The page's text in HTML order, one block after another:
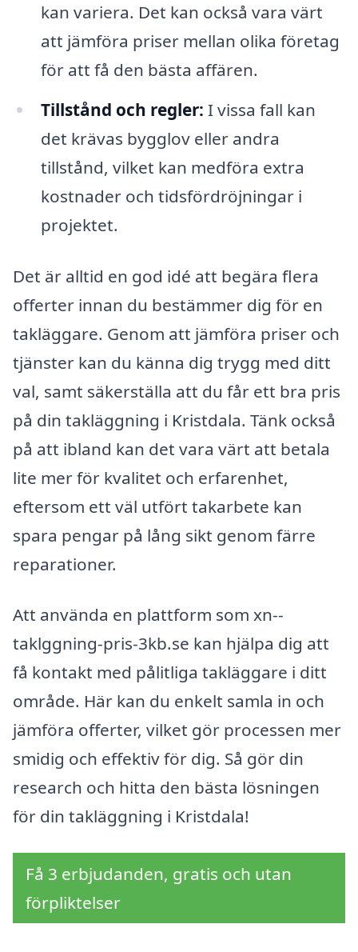
kan variera. Det kan också vara värt
att jämföra priser mellan olika företag
för att få den bästa affären.
Tillstånd och regler: I vissa fall kan
det krävas bygglov eller andra
tillstånd, vilket kan medföra extra
kostnader och tidsfördröjningar i
projektet.
Det är alltid en god idé att begära flera
offerter innan du bestämmer dig för en
takläggare. Genom att jämföra priser och
tjänster kan du känna dig trygg med ditt
val, samt säkerställa att du får ett bra pris
på din takläggning i Kristdala. Tänk också
på att ibland kan det vara värt att betala
lite mer för kvalitet och erfarenhet,
eftersom ett väl utfört takarbete kan
spara pengar på lång sikt genom färre
reparationer.
Att använda en plattform som xn--
taklggning-pris-3kb.se kan hjälpa dig att
få kontakt med pålitliga takläggare i ditt
område. Här kan du enkelt samla in och
jämföra offerter, vilket gör processen mer
smidig och effektiv för dig. Så gör din
research och hitta den bästa lösningen
för din takläggning i Kristdala!
Få 3 erbjudanden, gratis och utan
förpliktelser